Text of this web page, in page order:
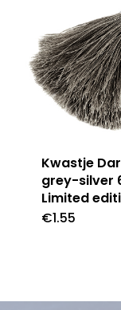
Kwastje
grey-silver
Limited
€1.55